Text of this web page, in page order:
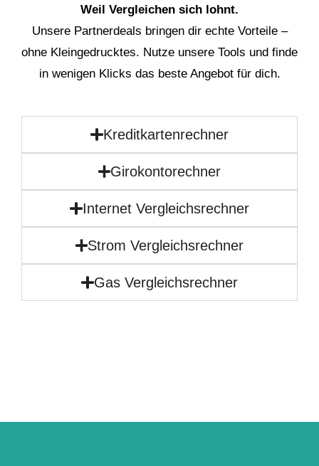
Weil Vergleichen sich lohnt.
Unsere Partnerdeals bringen dir echte Vorteile –
ohne Kleingedrucktes. Nutze unsere Tools und finde
in wenigen Klicks das beste Angebot für dich.
Kreditkartenrechner
Girokontorechner
Internet Vergleichsrechner
Strom Vergleichsrechner
Gas Vergleichsrechner